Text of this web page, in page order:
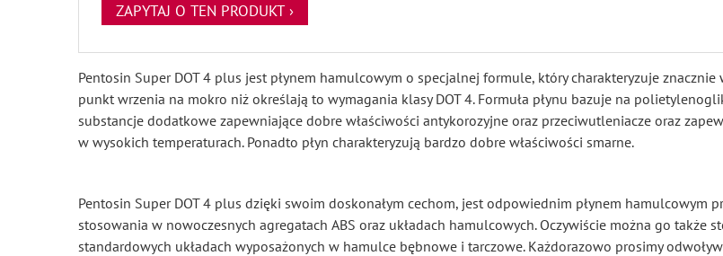
ZAPYTAJ O TEN PRODUKT ›
Pentosin Super DOT 4 plus jest płynem hamulcowym o specjalnej formule, który charakteryzuje znacznie
punkt wrzenia na mokro niż określają to wymagania klasy DOT 4. Formuła płynu bazuje na
substancje dodatkowe zapewniające dobre właściwości antykorozyjne oraz przeciwutleniacze oraz
w wysokich temperaturach. Ponadto płyn charakteryzują bardzo dobre właściwości smarne.
Pentosin Super DOT 4 plus dzięki swoim doskonałym cechom, jest odpowiednim płynem hamulcowym
stosowania w nowoczesnych agregatach ABS oraz układach hamulcowych. Oczywiście można go także
standardowych układach wyposażonych w hamulce bębnowe i tarczowe. Każdorazowo prosimy